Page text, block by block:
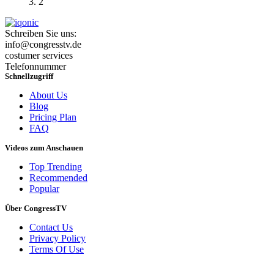
Schreiben Sie uns:
info@congresstv.de
costumer services
Telefonnummer
Schnellzugriff
About Us
Blog
Pricing Plan
FAQ
Videos zum Anschauen
Top Trending
Recommended
Popular
Über CongressTV
Contact Us
Privacy Policy
Terms Of Use